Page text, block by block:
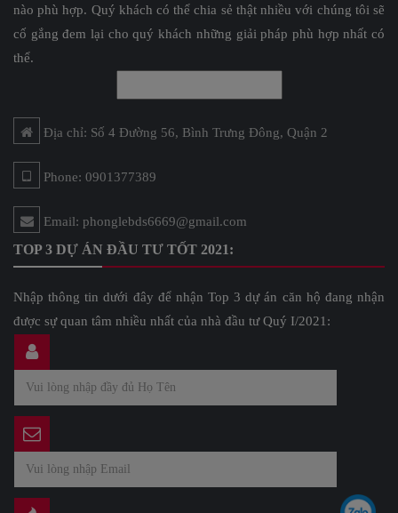
nào phù hợp. Quý khách có thể chia sẻ thật nhiều với chúng tôi sẽ
cố gắng đem lại cho quý khách những giải pháp phù hợp nhất có
thể.
Địa chỉ: Số 4 Đường 56, Bình Trưng Đông, Quận 2
Phone: 0901377389
Email: phonglebds6669@gmail.com
TOP 3 DỰ ÁN ĐẦU TƯ TỐT 2021:
Nhập thông tin dưới đây để nhận Top 3 dự án căn hộ đang nhận
được sự quan tâm nhiều nhất của nhà đầu tư Quý I/2021: